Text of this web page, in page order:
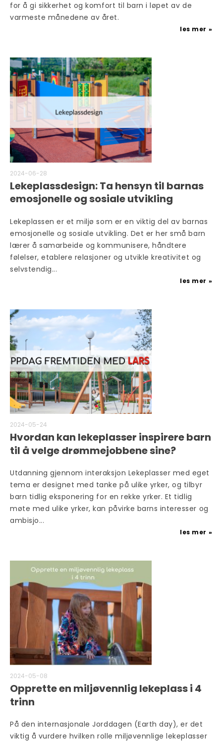
for å gi sikkerhet og komfort til barn i løpet av de
varmeste månedene av året.
les mer
2024-06-28
Lekeplassdesign: Ta hensyn til barnas
emosjonelle og sosiale utvikling
Lekeplassen er et miljø som er en viktig del av barnas
emosjonelle og sosiale utvikling. Det er her små barn
lærer å samarbeide og kommunisere, håndtere
følelser, etablere relasjoner og utvikle kreativitet og
selvstendig...
les mer
2024-05-24
Hvordan kan lekeplasser inspirere barn
til å velge drømmejobbene sine?
Utdanning gjennom interaksjon Lekeplasser med eget
tema er designet med tanke på ulike yrker, og tilbyr
barn tidlig eksponering for en rekke yrker. Et tidlig
møte med ulike yrker, kan påvirke barns interesser og
ambisjo...
les mer
2024-05-08
Opprette en miljøvennlig lekeplass i 4
trinn
På den internasjonale Jorddagen (Earth day), er det
viktig å vurdere hvilken rolle miljøvennlige lekeplasser